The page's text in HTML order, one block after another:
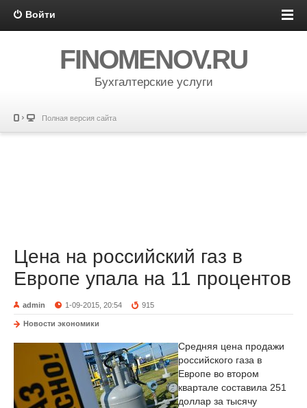
Войти
FINOMENOV.RU
Бухгалтерские услуги
Полная версия сайта
Цена на российский газ в
Европе упала на 11 процентов
admin 1-09-2015, 20:54 915
Новости экономики
Средняя цена продажи
российского газа в
Европе во втором
квартале составила 251
доллар за тысячу